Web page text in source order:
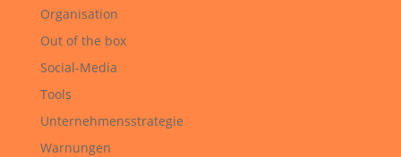
Organisation
Out of the box
Social-Media
Tools
Unternehmensstrategie
Warnungen